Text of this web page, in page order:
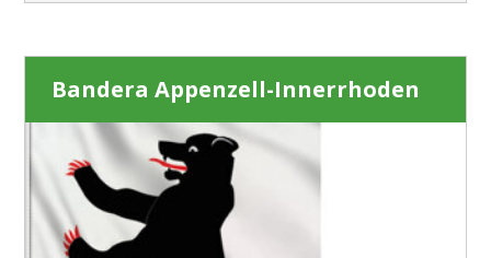
Bandera Appenzell-Innerrhoden